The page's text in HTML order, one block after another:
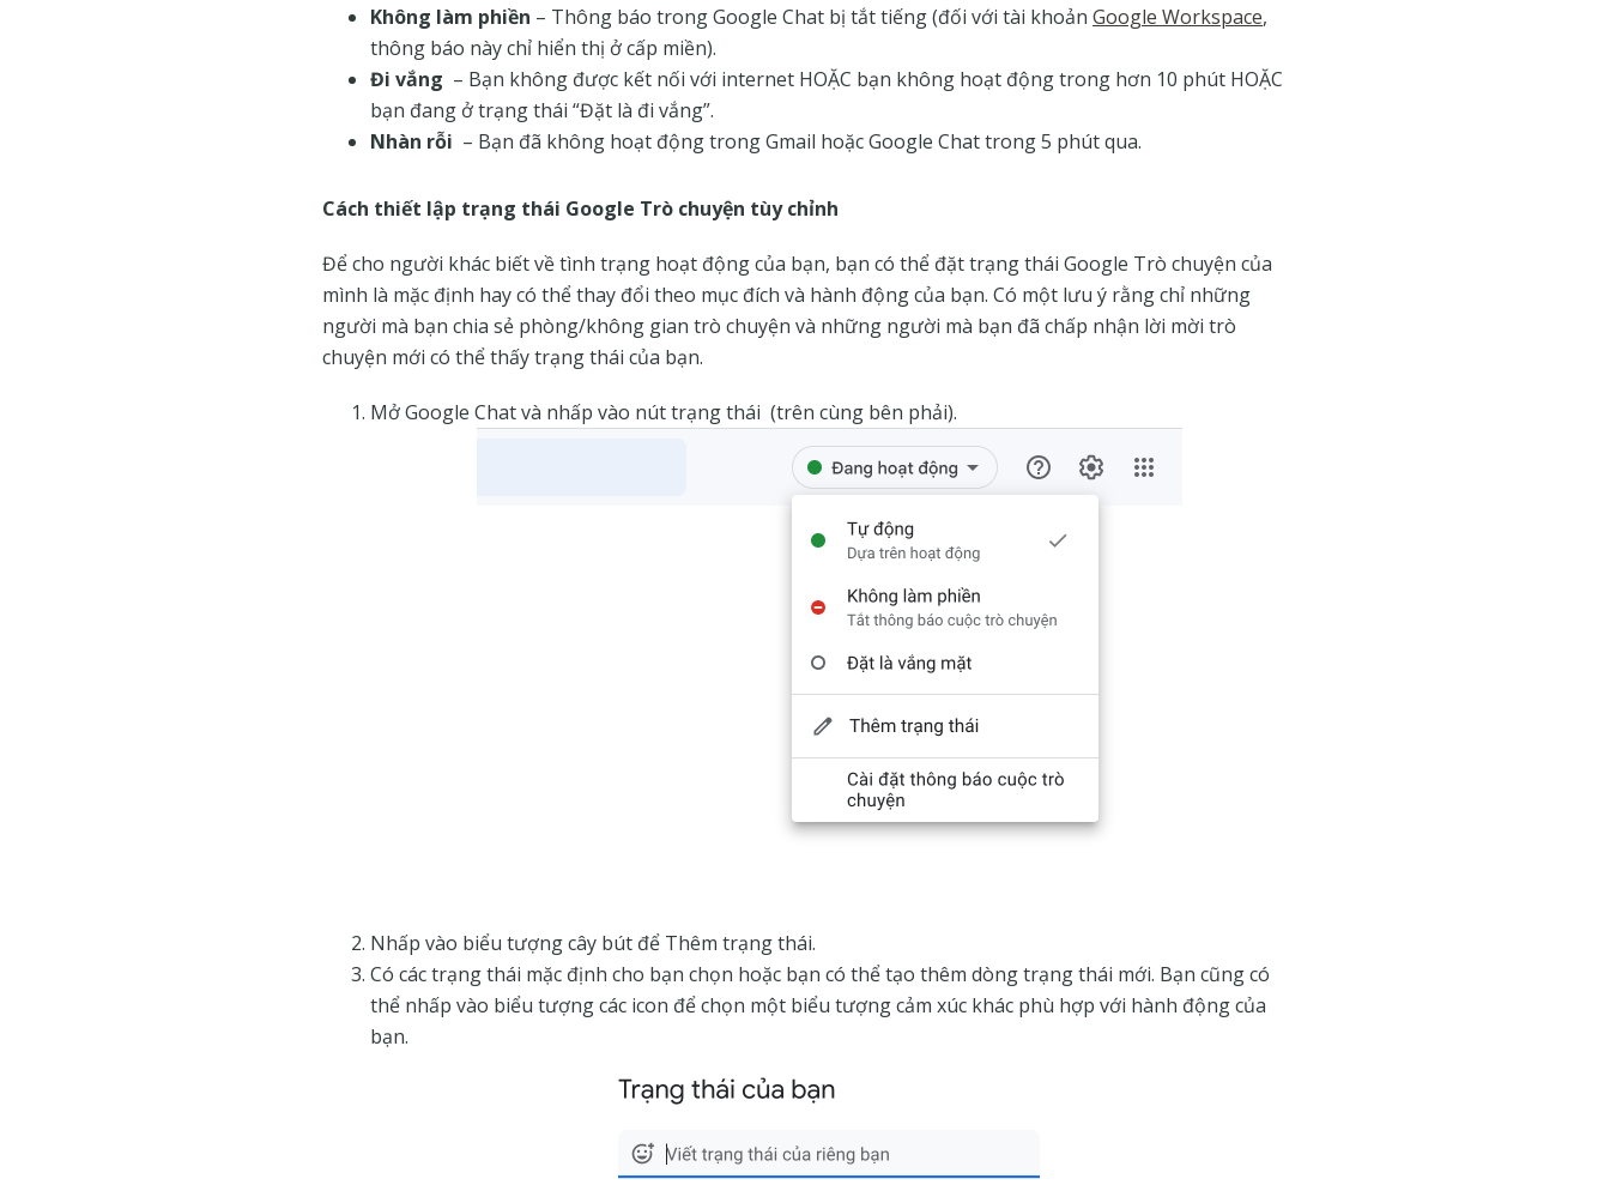
Không làm phiền – Thông báo trong Google Chat bị tắt tiếng (đối với tài khoản Google Workspace,
thông báo này chỉ hiển thị ở cấp miền).
Đi vắng – Bạn không được kết nối với internet HOẶC bạn không hoạt động trong hơn 10 phút HOẶC
bạn đang ở trạng thái “Đặt là đi vắng”.
Nhàn rỗi – Bạn đã không hoạt động trong Gmail hoặc Google Chat trong 5 phút qua.
Cách thiết lập trạng thái Google Trò chuyện tùy chỉnh
Để cho người khác biết về tình trạng hoạt động của bạn, bạn có thể đặt trạng thái Google Trò chuyện của
mình là mặc định hay có thể thay đổi theo mục đích và hành động của bạn. Có một lưu ý rằng chỉ những
người mà bạn chia sẻ phòng/không gian trò chuyện và những người mà bạn đã chấp nhận lời mời trò
chuyện mới có thể thấy trạng thái của bạn.
Mở Google Chat và nhấp vào nút trạng thái (trên cùng bên phải).
Nhấp vào biểu tượng cây bút để Thêm trạng thái.
Có các trạng thái mặc định cho bạn chọn hoặc bạn có thể tạo thêm dòng trạng thái mới. Bạn cũng có
thể nhấp vào biểu tượng các icon để chọn một biểu tượng cảm xúc khác phù hợp với hành động của
bạn.